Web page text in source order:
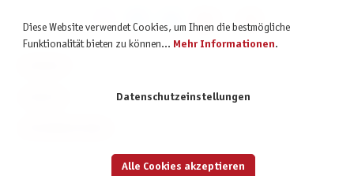
Diese Website verwendet Cookies, um Ihnen die bestmögliche
Funktionalität bieten zu können... Mehr Informationen.
Datenschutzeinstellungen
Alle Cookies akzeptieren